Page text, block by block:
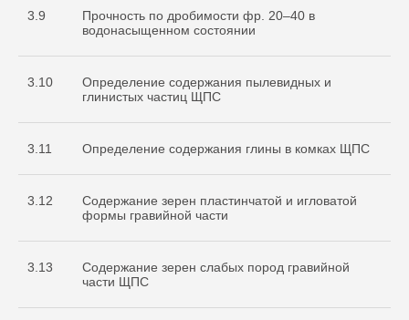
3.9
Прочность по дробимости фр. 20–40 в
водонасыщенном состоянии
3.10
Определение содержания пылевидных и
глинистых частиц ЩПС
3.11 Определение содержания глины в комках ЩПС
3.12
Содержание зерен пластинчатой и игловатой
формы гравийной части
3.13
Содержание зерен слабых пород гравийной
части ЩПС